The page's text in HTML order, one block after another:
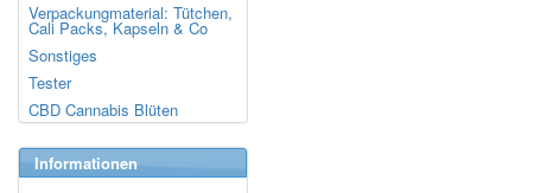
Verpackungmaterial: Tütchen,
Cali Packs, Kapseln & Co
Sonstiges
Tester
CBD Cannabis Blüten
Informationen